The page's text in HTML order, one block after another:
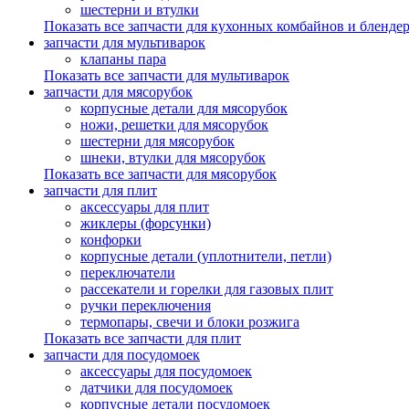
шестерни и втулки
Показать все запчасти для кухонных комбайнов и
запчасти для мультиварок
клапаны пара
Показать все запчасти для мультиварок
запчасти для мясорубок
корпусные детали для мясорубок
ножи, решетки для мясорубок
шестерни для мясорубок
шнеки, втулки для мясорубок
Показать все запчасти для мясорубок
запчасти для плит
аксессуары для плит
жиклеры (форсунки)
конфорки
корпусные детали (уплотнители, петли)
переключатели
рассекатели и горелки для газовых плит
ручки переключения
термопары, свечи и блоки розжига
Показать все запчасти для плит
запчасти для посудомоек
аксессуары для посудомоек
датчики для посудомоек
корпусные детали посудомоек